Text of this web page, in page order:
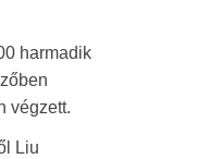
harmadik
végzett.
Liu